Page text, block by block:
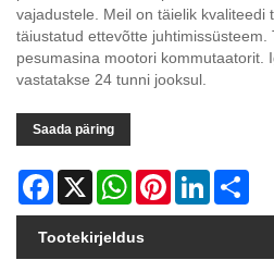
vajadustele. Meil on täielik kvaliteedi
täiustatud ettevõtte juhtimissüsteem.
pesumasina mootori kommutaatorit.
vastatakse 24 tunni jooksul.
Saada päring
Facebook
X WhatsAppPinterestLinkedIn
Tootekirjeldus